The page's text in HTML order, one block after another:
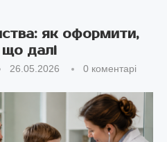
як оформити,
що далі
26.05.2026 0 коментарі